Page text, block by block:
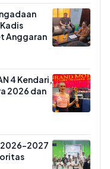
Anggaran
4 Kendari,
2026 dan
2026-2027